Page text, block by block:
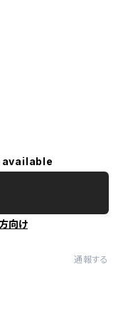
向け
通報する